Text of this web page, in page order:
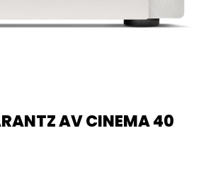
AV CINEMA 40